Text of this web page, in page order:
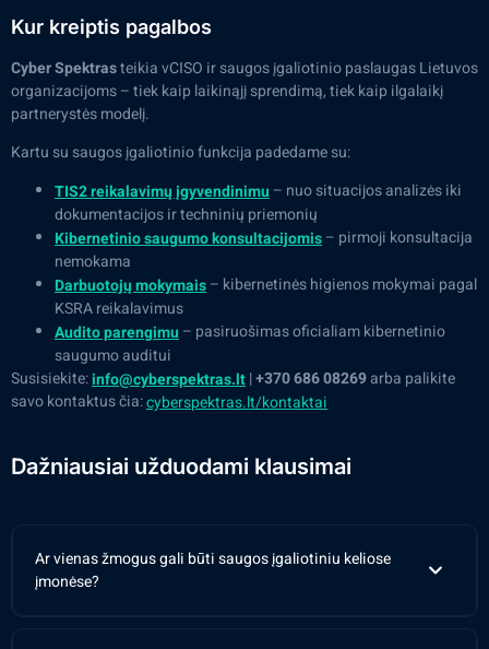
Kur kreiptis pagalbos
Cyber Spektrasteikia vCISO ir saugos įgaliotinio paslaugas Lietuvos
organizacijoms – tiek kaip laikinąjį sprendimą, tiek kaip ilgalaikį
partnerystės modelį.
Kartu su saugos įgaliotinio funkcija padedame su:
TIS2 reikalavimų įgyvendinimu – nuo situacijos analizės iki
dokumentacijos ir techninių priemonių
Kibernetinio saugumo konsultacijomis– pirmoji konsultacija
nemokama
Darbuotojų mokymais– kibernetinės higienos mokymai pagal
KSRA reikalavimus
Audito parengimu – pasiruošimas oficialiam kibernetinio
saugumo auditui
Susisiekite:info@cyberspektras.lt|+370 686 08269arba palikite
savo kontaktus čia:cyberspektras.lt/kontaktai
Dažniausiai užduodami klausimai
Ar vienas žmogus gali būti saugos įgaliotiniu keliose
įmonėse?